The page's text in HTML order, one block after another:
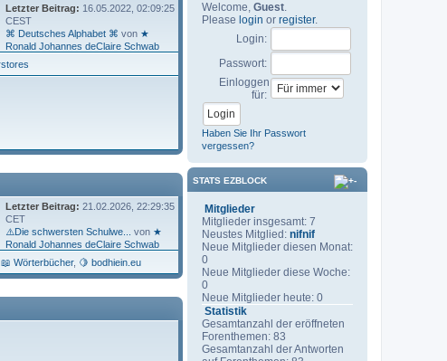
Letzter Beitrag: 16.05.2022, 02:09:25
CEST
⌘ Deutsches Alphabet ⌘ von ★
Ronald Johannes deClaire Schwab
Letzter Beitrag: 21.02.2026, 22:29:35
CET
⚠️Die schwersten Schulwe...
von ★
Ronald Johannes deClaire Schwab
📖 Wörterbücher 🍋 bodhiein.eu
Welcome, Guest.
Please login or register.
Login:
Passwort:
Einloggen
für:
Haben Sie Ihr Passwort
vergessen?
STATS EZBLOCK
Mitglieder
Mitglieder insgesamt: 7
Neustes Mitglied: nifnif
Neue Mitglieder diesen Monat:
0
Neue Mitglieder diese Woche:
0
Neue Mitglieder heute: 0
Statistik
Gesamtanzahl der eröffneten
Forenthemen: 83
Gesamtanzahl der Antworten